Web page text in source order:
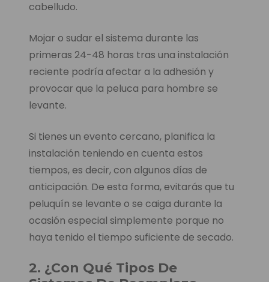
cabelludo.
Mojar o sudar el sistema durante las
primeras 24-48 horas tras una instalación
reciente podría afectar a la adhesión y
provocar que la peluca para hombre se
levante.
Si tienes un evento cercano, planifica la
instalación teniendo en cuenta estos
tiempos, es decir, con algunos días de
anticipación. De esta forma, evitarás que tu
peluquín se levante o se caiga durante la
ocasión especial simplemente porque no
haya tenido el tiempo suficiente de secado.
2. ¿Con Qué Tipos De